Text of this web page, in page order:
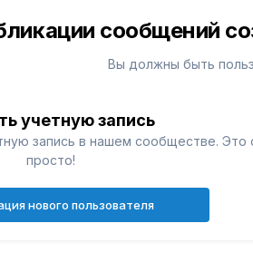
сообщений
Вы должны быть
учетную запись
запись в нашем сообществе. Это
просто!
нового пользователя